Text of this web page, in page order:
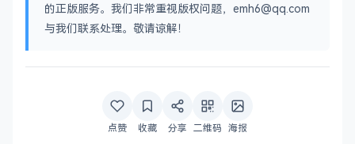
的正版服务。我们非常重视版权问题，emh6@qq.com
与我们联系处理。敬请谅解！
点赞 收藏 分享 二维码 海报